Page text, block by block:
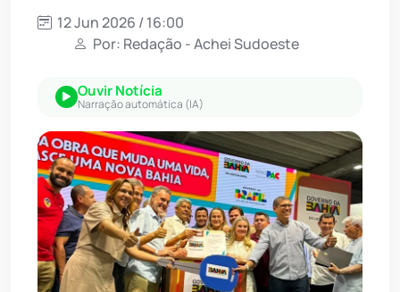
12 Jun 2026 / 16:00
Por: Redação - Achei Sudoeste
Ouvir Notícia
Narração automática (IA)